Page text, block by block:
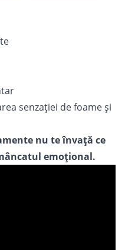
senzației de foame și
nu te învață ce
emoțional.